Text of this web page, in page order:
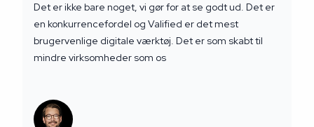
Det er ikke bare noget, vi gør for at se godt ud. Det er
en konkurrencefordel og Valified er det mest
brugervenlige digitale værktøj. Det er som skabt til
mindre virksomheder som os